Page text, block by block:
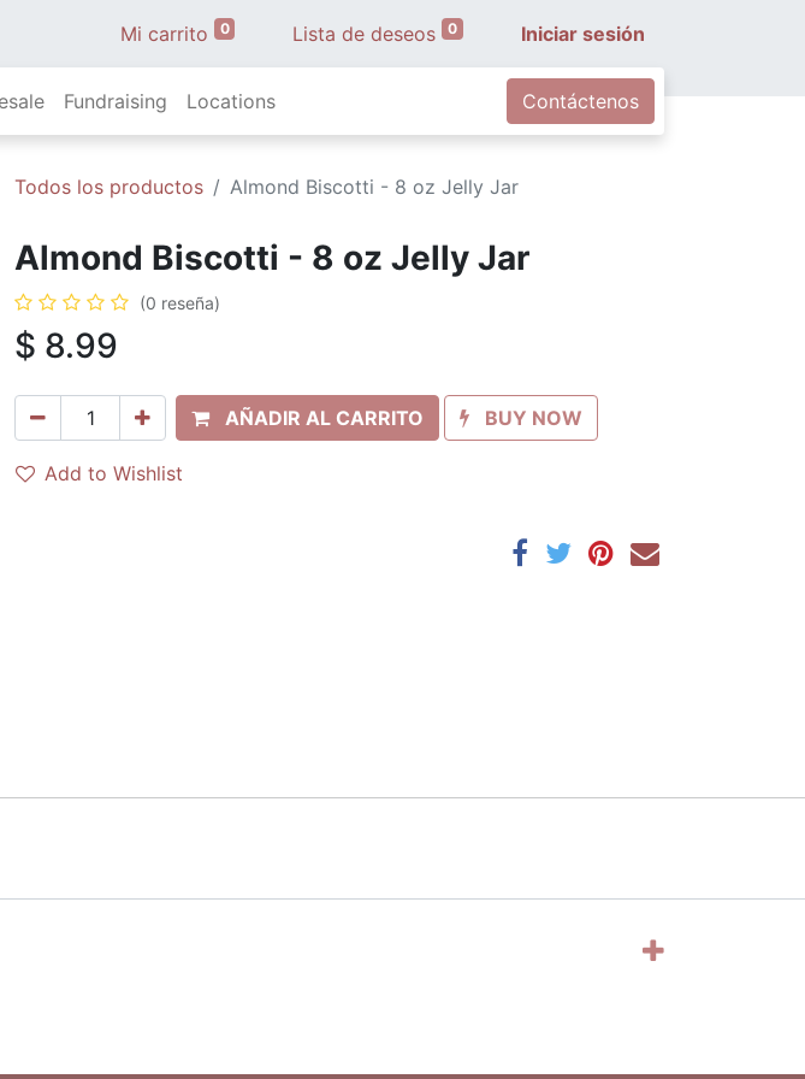
Mi carrito 0 Lista de deseos 0 Iniciar sesión
Fundraising Locations Contáctenos
Todos los productos Almond Biscotti - 8 oz Jelly Jar
Almond Biscotti - 8 oz Jelly Jar
(0 reseña)
$ 8.99
AÑADIR AL CARRITO BUY NOW
Add to Wishlist